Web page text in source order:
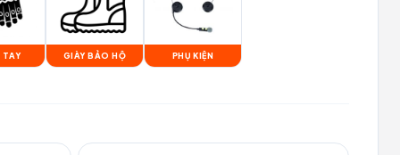
TAY GIÀY BẢO HỘ PHỤ KIỆN